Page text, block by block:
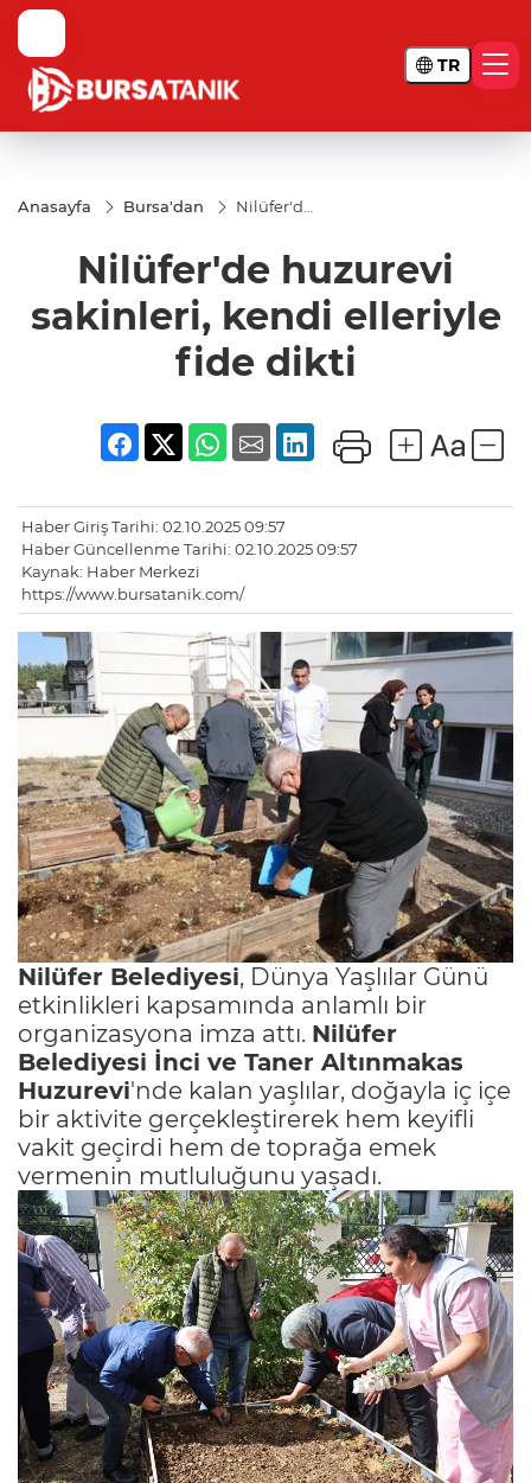
TR
Anasayfa Bursa'dan
Nilüfer'de
kendi
elleriyle
Nilüfer'de huzurevi
sakinleri, kendi elleriyle
fide dikti
Haber Giriş Tarihi: 02.10.2025 09:57
Haber Güncellenme Tarihi: 02.10.2025 09:57
Kaynak: Haber Merkezi
https://www.bursatanik.com/
Nilüfer Belediyesi, Dünya Yaşlılar Günü
etkinlikleri kapsamında anlamlı bir
organizasyona imza attı. Nilüfer
Belediyesi İnci ve Taner Altınmakas
Huzurevi'nde kalan yaşlılar, doğayla iç içe
bir aktivite gerçekleştirerek hem keyifli
vakit geçirdi hem de toprağa emek
vermenin mutluluğunu yaşadı.